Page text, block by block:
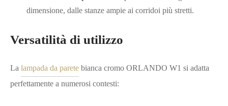
dimensione, dalle stanze ampie ai corridoi più stretti.
Versatilità di utilizzo
La lampada da parete bianca cromo ORLANDO W1 si adatta
perfettamente a numerosi contesti: